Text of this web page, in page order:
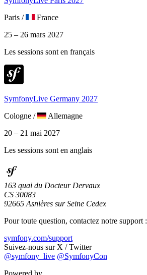
Paris /
France
25 – 26 mars 2027
Les sessions sont en français
SymfonyLive Germany 2027
Cologne /
Allemagne
20 – 21 mai 2027
Les sessions sont en anglais
163 quai du Docteur Dervaux
CS 30083
92665 Asnières sur Seine Cedex
Pour toute question, contactez notre support :
symfony.com/support
Suivez-nous sur X / Twitter
@symfony_live @SymfonyCon